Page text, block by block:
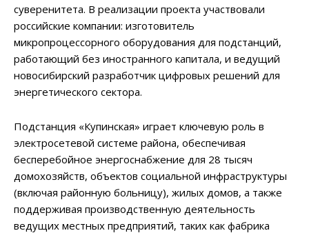
суверенитета. В реализации проекта участвовали
российские компании: изготовитель
микропроцессорного оборудования для подстанций,
работающий без иностранного капитала, и ведущий
новосибирский разработчик цифровых решений для
энергетического сектора.
Подстанция «Купинская» играет ключевую роль в
электросетевой системе района, обеспечивая
бесперебойное энергоснабжение для 28 тысяч
домохозяйств, объектов социальной инфраструктуры
(включая районную больницу), жилых домов, а также
поддерживая производственную деятельность
ведущих местных предприятий, таких как фабрика